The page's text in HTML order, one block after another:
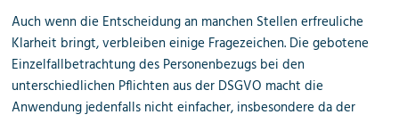
Auch wenn die Entscheidung an manchen Stellen erfreuliche
Klarheit bringt, verbleiben einige Fragezeichen. Die gebotene
Einzelfallbetrachtung des Personenbezugs bei den
unterschiedlichen Pflichten aus der DSGVO macht die
Anwendung jedenfalls nicht einfacher, insbesondere da der